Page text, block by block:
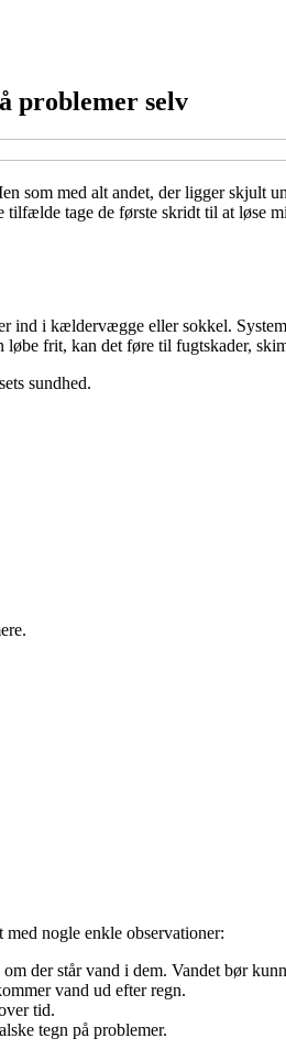
problemer selv
som med alt andet, der ligger skjult
tage de første skridt til at løse
i kældervægge eller sokkel.
frit, kan det føre til fugtskader,
sundhed.
nogle enkle observationer:
der står vand i dem. Vandet bør
vand ud efter regn.
tid.
tegn på problemer.